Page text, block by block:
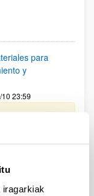
para
y
23:59
09/12)